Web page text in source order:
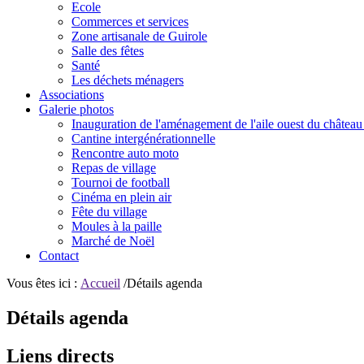
Ecole
Commerces et services
Zone artisanale de Guirole
Salle des fêtes
Santé
Les déchets ménagers
Associations
Galerie photos
Inauguration de l'aménagement de l'aile ouest du
Cantine intergénérationnelle
Rencontre auto moto
Repas de village
Tournoi de football
Cinéma en plein air
Fête du village
Moules à la paille
Marché de Noël
Contact
Vous êtes ici : Accueil /Détails agenda
Détails agenda
Liens directs